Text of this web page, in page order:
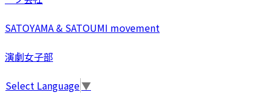
SATOYAMA & SATOUMI movement
演劇女子部
Select Language▼